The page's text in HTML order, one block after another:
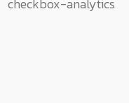
checkbox-analytics